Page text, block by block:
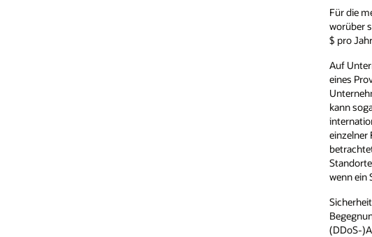
Für die
worüber
$ pro
Auf
eines
kann
einzelner
wenn ein
(DDoS-